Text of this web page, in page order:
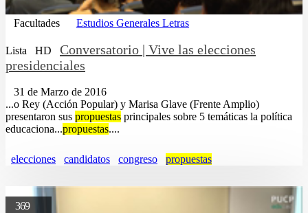
Facultades Estudios Generales Letras
Lista HD
Conversatorio | Vive las elecciones
presidenciales
31 de Marzo de 2016
...o Rey (Acción Popular) y Marisa Glave (Frente Amplio)
presentaron sus propuestas principales sobre 5 temáticas la política
educaciona...propuestas....
elecciones candidatos congreso propuestas
369